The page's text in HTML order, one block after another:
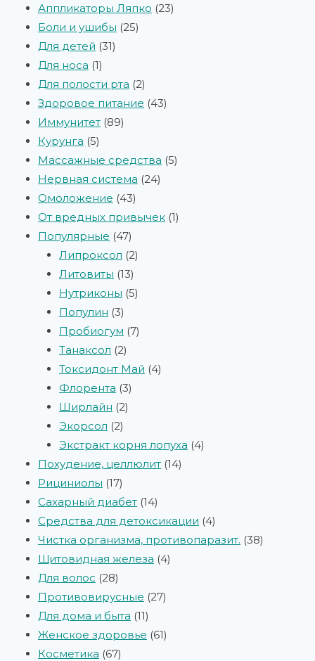
Аппликаторы Ляпко 23
Боли и ушибы 25
Для детей 31
Для носа 1
Для полости рта 2
Здоровое питание 43
Иммунитет 89
Курунга 5
Массажные средства 5
Нервная система 24
Омоложение 43
От вредных привычек 1
Популярные 47
Липроксол 2
Литовиты 13
Нутриконы 5
Популин 3
Пробиогум 7
Танаксол 2
Токсидонт Май 4
Флорента 3
Ширлайн 2
Экорсол 2
Экстракт корня лопуха 4
Похудение, целлюлит 14
Рициниолы 17
Сахарный диабет 14
Средства для детоксикации 4
Чистка организма, противопаразит. 38
Щитовидная железа 4
Для волос 28
Противовирусные 27
Для дома и быта 11
Женское здоровье 61
Косметика 67